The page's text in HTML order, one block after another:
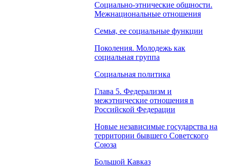
Социально-этнические общности.
Межнациональные отношения
Семья, ее социальные функции
Поколения. Молодежь как
социальная группа
Социальная политика
Глава 5. Федерализм и
межэтнические отношения в
Российской Федерации
Новые независимые государства на
территории бывшего Советского
Союза
Большой Кавказ